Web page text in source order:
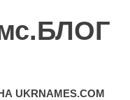
UKRNAMES.COM